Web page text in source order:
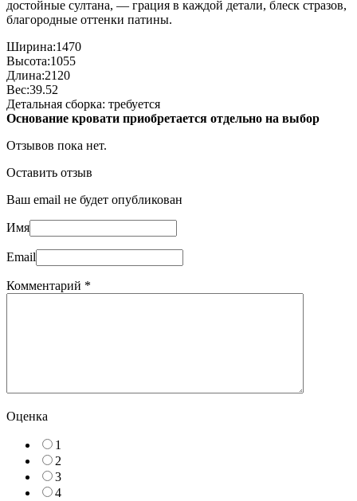
достойные султана, — грация в каждой детали, блеск стразов,
благородные оттенки патины.
Ширина:1470
Высота:1055
Длина:2120
Вес:39.52
Детальная сборка: требуется
Основание кровати приобретается отдельно на выбор
Отзывов пока нет.
Оставить отзыв
Ваш email не будет опубликован
Имя
Email
Комментарий *
Оценка
1
2
3
4